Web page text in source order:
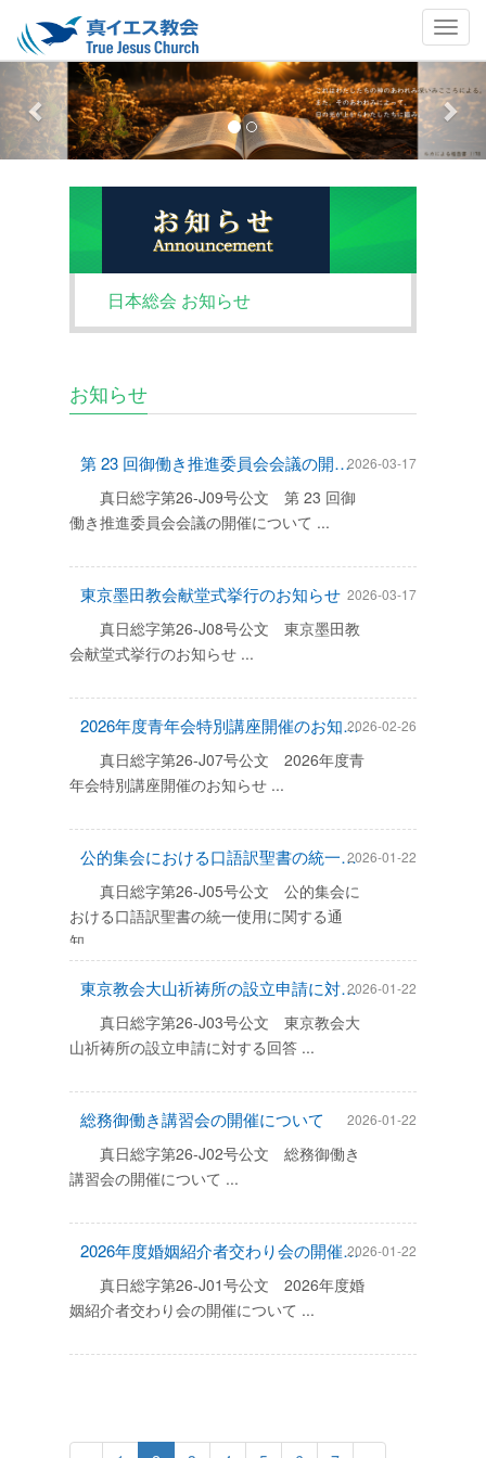
Previous
日本総会 お知らせ
お知らせ
第 23 回御働き推進委員会会議の開催について2026-03-17
真日総字第26-J09号公文 第 23 回御
働き推進委員会会議の開催について ...
東京墨田教会献堂式挙行のお知らせ 2026-03-17
真日総字第26-J08号公文 東京墨田教
会献堂式挙行のお知らせ ...
2026年度青年会特別講座開催のお知らせ
2026-02-26
真日総字第26-J07号公文 2026年度青
年会特別講座開催のお知らせ ...
公的集会における口語訳聖書の統一使用に関する通知2026-01-22
真日総字第26-J05号公文 公的集会に
おける口語訳聖書の統一使用に関する通
知 ...
東京教会大山祈祷所の設立申請に対する回答2026-01-22
真日総字第26-J03号公文 東京教会大
山祈祷所の設立申請に対する回答 ...
総務御働き講習会の開催について 2026-01-22
真日総字第26-J02号公文 総務御働き
講習会の開催について ...
2026年度婚姻紹介者交わり会の開催について
2026-01-22
真日総字第26-J01号公文 2026年度婚
姻紹介者交わり会の開催について ...